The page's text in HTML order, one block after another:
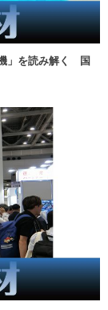
」を読み解く 国